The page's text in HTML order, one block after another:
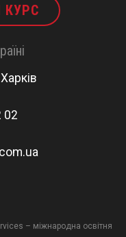
КУРС
02
– міжнародна освітня